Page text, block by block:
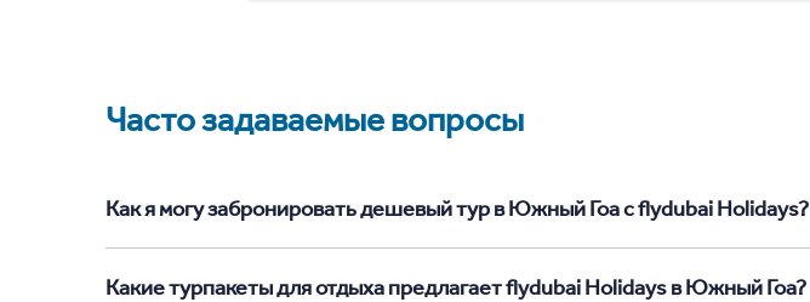
Часто задаваемые вопросы
Как я могу забронировать дешевый тур в Южный Гоа с flydubai Holidays?
Какие турпакеты для отдыха предлагает flydubai Holidays в Южный Гоа?